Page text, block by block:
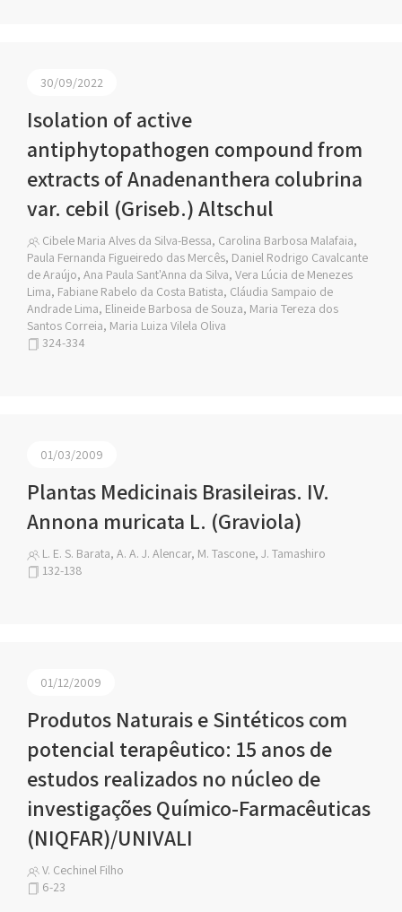
30/09/2022
Isolation of active
antiphytopathogen compound from
extracts of Anadenanthera colubrina
var. cebil (Griseb.) Altschul
Cibele Maria Alves da Silva-Bessa, Carolina Barbosa Malafaia,
Paula Fernanda Figueiredo das Mercês, Daniel Rodrigo Cavalcante
de Araújo, Ana Paula Sant'Anna da Silva, Vera Lúcia de Menezes
Lima, Fabiane Rabelo da Costa Batista, Cláudia Sampaio de
Andrade Lima, Elineide Barbosa de Souza, Maria Tereza dos
Santos Correia, Maria Luiza Vilela Oliva
324-334
01/03/2009
Plantas Medicinais Brasileiras. IV.
Annona muricata L. (Graviola)
L. E. S. Barata, A. A. J. Alencar, M. Tascone, J. Tamashiro
132-138
01/12/2009
Produtos Naturais e Sintéticos com
potencial terapêutico: 15 anos de
estudos realizados no núcleo de
investigações Químico-Farmacêuticas
(NIQFAR)/UNIVALI
V. Cechinel Filho
6-23